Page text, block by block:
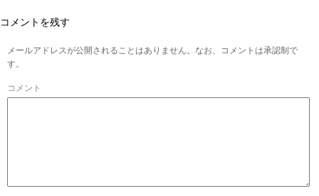
コメントを残す
メールアドレスが公開されることはありません。なお、コメントは承認制で
す。
コメント